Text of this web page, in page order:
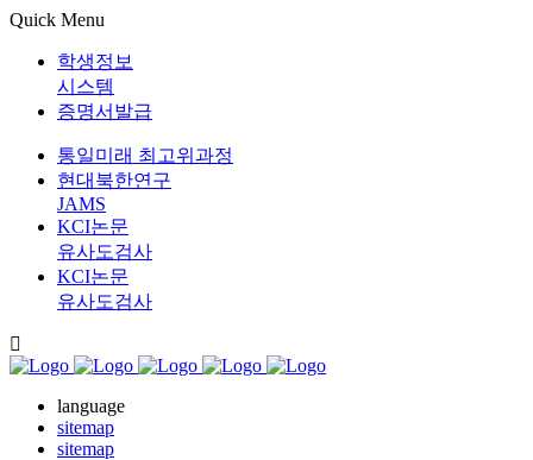
Quick Menu
학생정보
시스템
증명서발급
통일미래 최고위과정
현대북한연구
JAMS
KCI논문
유사도검사
KCI논문
유사도검사
language
sitemap
sitemap